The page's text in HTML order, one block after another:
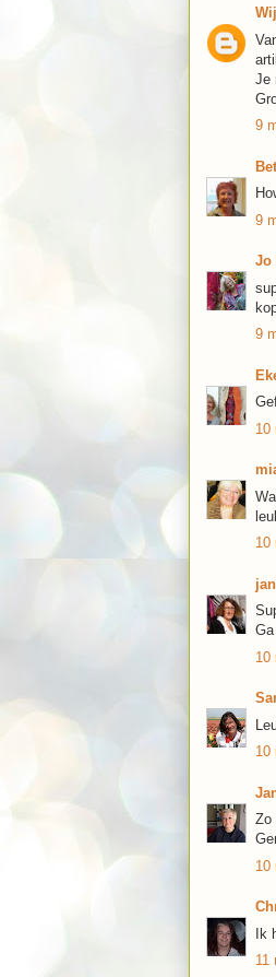
Je
9
9
Jo
9
10
10
10
10
Zo
10
Ik
11